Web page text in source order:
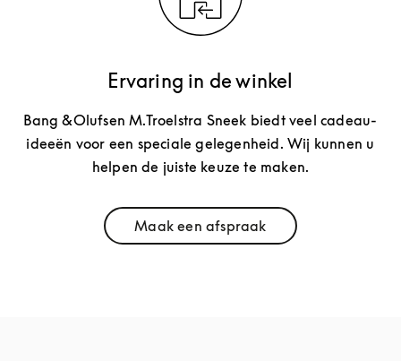
Ervaring in de winkel
Bang &Olufsen M.Troelstra Sneek biedt veel cadeau-
ideeën voor een speciale gelegenheid. Wij kunnen u
helpen de juiste keuze te maken.
Maak een afspraakLink Opens in New Tab